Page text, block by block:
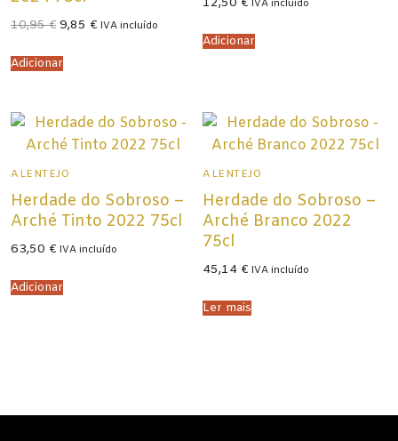
10,95€ O
preço
era:
10,95 €.
9,85 €OIVA incluído
Adicionar
IVA incluído
Adicionar
ALENTEJO
Herdade do Sobroso –
Arché Tinto 2022 75cl
63,50 € IVA incluído
Adicionar
ALENTEJO
Herdade do Sobroso –
Arché Branco 2022
75cl
45,14 € IVA incluído
Ler mais